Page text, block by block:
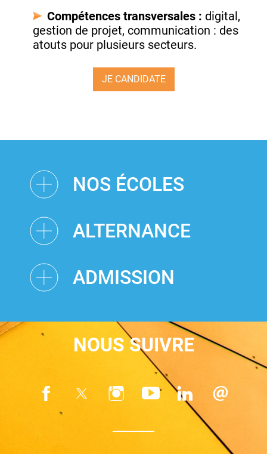
Compétences transversales : digital,
gestion de projet, communication : des
atouts pour plusieurs secteurs.
JE CANDIDATE
NOS ÉCOLES
ALTERNANCE
ADMISSION
NOUS SUIVRE